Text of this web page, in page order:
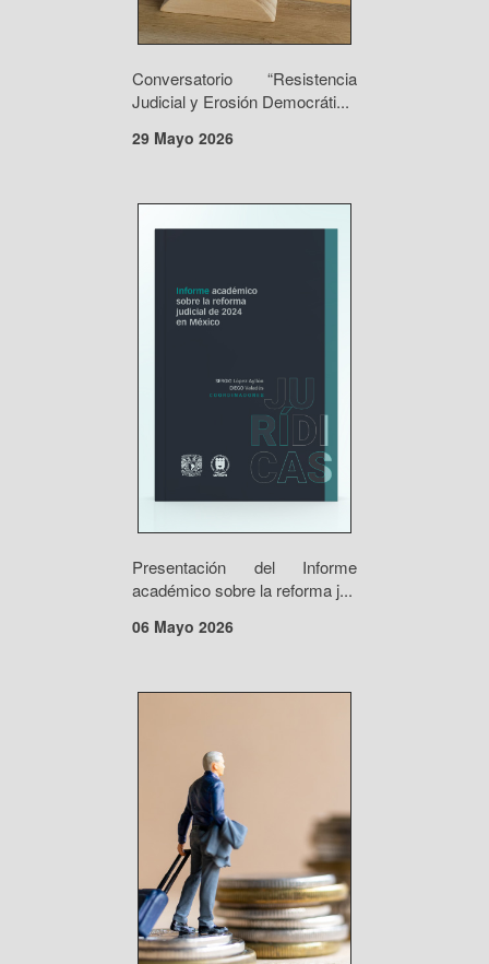
Conversatorio “Resistencia
Judicial y Erosión Democráti...
29 Mayo 2026
Presentación del Informe
académico sobre la reforma j...
06 Mayo 2026